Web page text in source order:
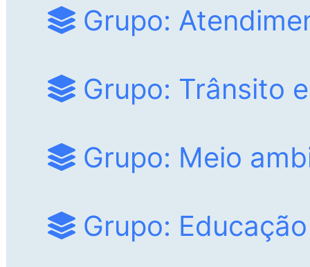
Grupo:
Grupo: Trânsito
Grupo: Meio
Grupo: Educação